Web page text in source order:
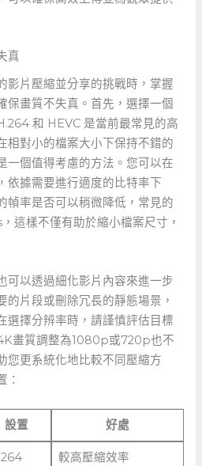
真
影片壓縮並分享的挑戰時，掌握
保畫質不失真。首先，選擇一個
⁢和 HEVC 是當前最常見的高
相對小的檔案大小下保持不錯的
一個值得考慮的方法。您可以在
依據需要進行適度的比特率下
幀率是否可以稍微降低，常見的
這樣不僅有助於縮小檔案尺寸，
可以透過細化影片內容來進一步
的片段或刪除冗長的靜態場景，
選擇分辨率時，請謹慎評估目標
畫質調整為1080p或720p也不
您更系統化地比較不同壓縮方
：
設置 好處
較高壓縮效率